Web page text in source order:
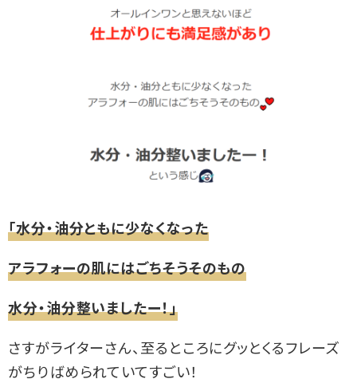
「水分・油分ともに少なくなった
アラフォーの肌にはごちそうそのもの
水分・油分整いましたー！」
さすがライターさん、至るところにグッとくるフレーズ
がちりばめられていてすごい！